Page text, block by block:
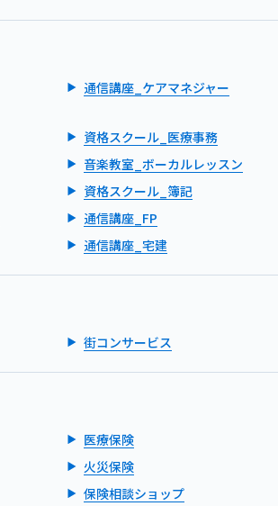
通信講座_ケアマネジャー
資格スクール_医療事務
音楽教室_ボーカルレッスン
資格スクール_簿記
通信講座_FP
通信講座_宅建
街コンサービス
医療保険
火災保険
保険相談ショップ